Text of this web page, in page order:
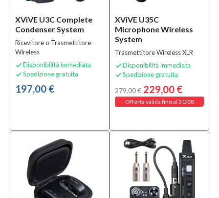
XViVE U3C Complete
Condenser System
Ricevitore o Trasmettitore
Wireless
 Disponibilità immediata
 Spedizione gratuita
197,00 €
XViVE U35C
Microphone Wireless
System
Trasmettitore Wireless XLR
 Disponibilità immediata
 Spedizione gratuita
279,00 € 229,00 €
Offerta valida fino al 31/08